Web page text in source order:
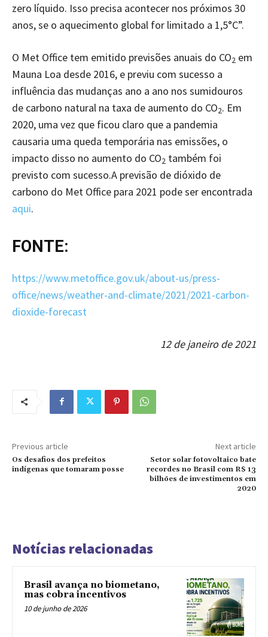
zero líquido. Isso precisa acontecer nos próximos 30
anos, se o aquecimento global for limitado a 1,5°C”.
O Met Office tem emitido previsões anuais do CO2 em
Mauna Loa desde 2016, e previu com sucesso a
influência das mudanças ano a ano nos sumidouros
de carbono natural na taxa de aumento do CO2. Em
2020, uma vez que ficou claro que a pandemia
causaria uma queda temporária nas emissões, o
impacto disso no aumento do CO2 também foi
previsto com sucesso.A previsão de dióxido de
carbono do Met Office para 2021 pode ser encontrada
aqui.
FONTE:
https://www.metoffice.gov.uk/about-us/press-
office/news/weather-and-climate/2021/2021-carbon-
dioxide-forecast
12 de janeiro de 2021
Previous article
Os desafios dos prefeitos
indígenas que tomaram posse
Next article
Setor solar fotovoltaico bate
recordes no Brasil com R$ 13
bilhões de investimentos em
2020
Notícias relacionadas
Brasil avança no biometano,
mas cobra incentivos
10 de junho de 2026